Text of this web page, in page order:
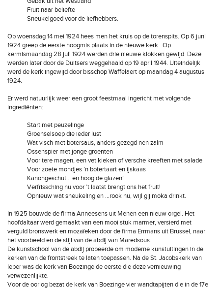
Fruit naar beliefte
Sneukelgoed voor de liefhebbers.
Op woensdag 14 mei 1924 hees men het kruis op de torenspits. Op 6 juni
1924 greep de eerste hoogmis plaats in de nieuwe kerk. Op
kermismaandag 28 juli 1924 werden drie nieuwe klokken gewijd. Deze
werden later door de Duitsers weggehaald op 19 april 1944. Uiteindelijk
werd de kerk ingewijd door bisschop Waffelaert op maandag 4 augustus
1924.
Er werd natuurlijk weer een groot feestmaal ingericht met volgende
ingrediënten:
Start met peuzelinge
Groenselsoep die ieder lust
Wat visch met botersaus, anders gezegd nen zalm
Ossenspier met jonge groenten
Voor tere magen, een vet kieken of versche kreeften met salade
Voor zoete mondjes ’n botertaart en ijskaas
Kanongeschut… en hoog de glazen!
Verfrissching nu voor ’t laatst brengt ons het fruit!
Opnieuw wat sneukeling en …rook nu, wijl gij moka drinkt.
In 1925 bouwde de firma Anneesens uit Menen een nieuw orgel. Het
hoofdaltaar werd gemaakt van een mooi stuk marmer, versierd met
verguld bronswerk en mozaïeken door de firma Errmans uit Brussel, naar
het voorbeeld en de stijl van de abdij van Maredsous.
De kunstschool van de abdij probeerde om moderne kunstuitingen in de
kerken van de frontstreek te laten toepassen. Na de St. Jacobskerk van
Ieper was de kerk van Boezinge de eerste die deze vernieuwing
verwezenlijkte.
Voor de oorlog bezat de kerk van Boezinge vier wandtapijten die in de 17e